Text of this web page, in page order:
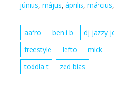
június, május, április, március,
aafro benji b dj jazzy
freestyle
lefto mick
toddla t
zed bias